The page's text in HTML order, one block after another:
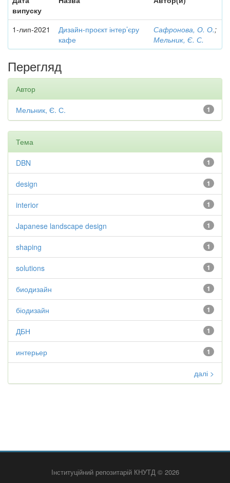
випуску
1-лип-2021
Дизайн-проєкт інтер’єру
кафе
Сафронова, О. О.;
Мельник, Є. С.
Перегляд
Автор
1
Мельник, Є. С.
Тема
1
DBN
1
design
1
interior
1
Japanese landscape design
1
shaping
1
solutions
1
биодизайн
1
біодизайн
1
ДБН
1
интерьер
далі >
Інституційний репозитарій КНУТД © 2026